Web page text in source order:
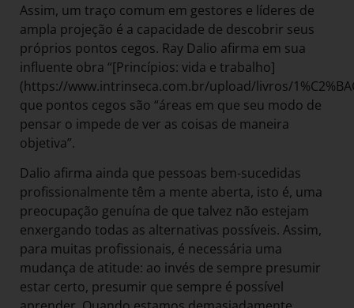
Assim, um traço comum em gestores e líderes de
ampla projeção é a capacidade de descobrir seus
próprios pontos cegos. Ray Dalio afirma em sua
influente obra “[Princípios: vida e trabalho]
(https://www.intrinseca.com.br/upload/livros/
que pontos cegos são “áreas em que seu modo de
pensar o impede de ver as coisas de maneira
objetiva”.
Dalio afirma ainda que pessoas bem-sucedidas
profissionalmente têm a mente aberta, isto é, uma
preocupação genuína de que talvez não estejam
enxergando todas as alternativas possíveis. Assim,
para muitas profissionais, é necessária uma
mudança de atitude: ao invés de sempre presumir
estar certo, presumir que sempre é possível